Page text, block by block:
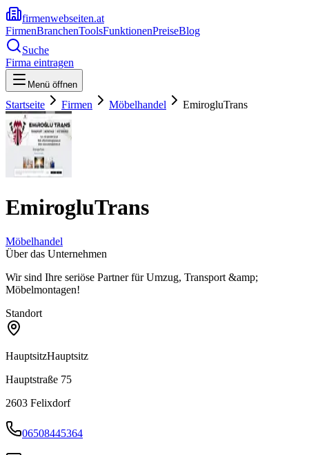
firmenwebseiten.at
FirmenBranchenToolsFunktionenPreiseBlog
Suche
Firma eintragen
Menü öffnen
Startseite Firmen Möbelhandel EmirogluTrans
EmirogluTrans
Möbelhandel
Über das Unternehmen
Wir sind Ihre seriöse Partner für Umzug, Transport &amp;
Möbelmontagen!
Standort
HauptsitzHauptsitz
Hauptstraße 75
2603 Felixdorf
06508445364